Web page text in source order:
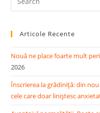
Articole Recente
Nouă ne place foarte mult
2026
Înscrierea la grădiniță: din
cele care doar liniștesc